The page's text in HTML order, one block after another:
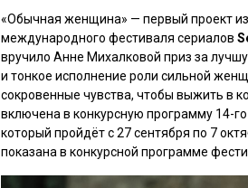
«Обычная женщина» — первый проект
международного фестиваля сериалов
вручило Анне Михалковой приз за
и тонкое исполнение роли сильной
сокровенные чувства, чтобы выжить в
включена в конкурсную программу 14-
который пройдёт с 27 сентября по 7
показана в конкурсной программе